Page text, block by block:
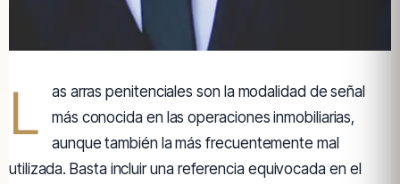
L
as arras penitenciales son la modalidad de señal
más conocida en las operaciones inmobiliarias,
aunque también la más frecuentemente mal
utilizada. Basta incluir una referencia equivocada en el